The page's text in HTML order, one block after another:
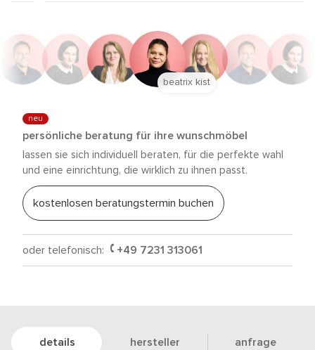
neu
persönliche beratung für ihre wunschmöbel
lassen sie sich individuell beraten, für die perfekte wahl
und eine einrichtung, die wirklich zu ihnen passt.
kostenlosen beratungstermin buchen
oder telefonisch: +49 7231 313061
beatrix kist
details hersteller anfrage